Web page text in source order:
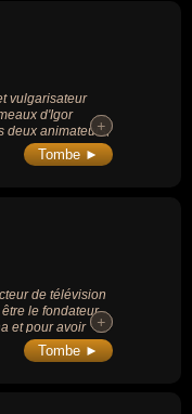
vulgarisateur
d'Igor
deux animateurs,
essayistes,
années 1970,
origines
+
+
Tombe ►
de télévision
le fondateur
et pour avoir
gaullistes et
en
+
+
Tombe ►